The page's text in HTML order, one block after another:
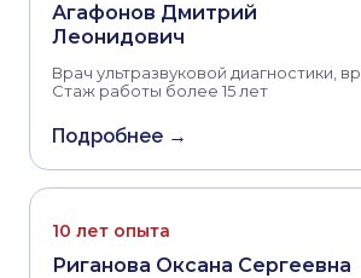
Агафонов Дмитрий
Леонидович
Врач ультразвуковой диагностики,
Стаж работы более 15 лет
Подробнее →
10 лет опыта
Риганова Оксана Сергеевна